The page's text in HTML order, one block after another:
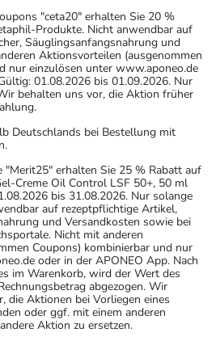
"ceta20" erhalten Sie 20 %
Produkte. Nicht anwendbar auf
Säuglingsanfangsnahrung und
Aktionsvorteilen (ausgenommen
nur einzulösen unter www.aponeo.de
01.08.2026 bis 01.09.2026. Nur
behalten uns vor, die Aktion früher
Deutschlands bei Bestellung mit
"Merit25" erhalten Sie 25 % Rabatt auf
Creme Oil Control LSF 50+, 50 ml
bis 31.08.2026. Nur solange
auf rezeptpflichtige Artikel,
und Versandkosten sowie bei
Nicht mit anderen
Coupons) kombinierbar und nur
oder in der APONEO App. Nach
im Warenkorb, wird der Wert des
abgezogen. Wir
die Aktionen bei Vorliegen eines
oder ggf. mit einem anderen
Aktion zu ersetzen.